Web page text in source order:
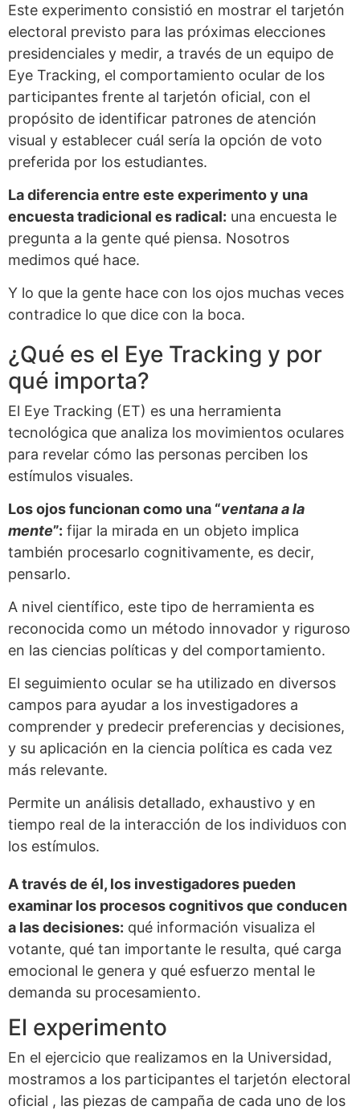
Este experimento consistió en mostrar el tarjetón
electoral previsto para las próximas elecciones
presidenciales y medir, a través de un equipo de
Eye Tracking, el comportamiento ocular de los
participantes frente al tarjetón oficial, con el
propósito de identificar patrones de atención
visual y establecer cuál sería la opción de voto
preferida por los estudiantes.
La diferencia entre este experimento y una
encuesta tradicional es radical: una encuesta le
pregunta a la gente qué piensa. Nosotros
medimos qué hace.
Y lo que la gente hace con los ojos muchas veces
contradice lo que dice con la boca.
¿Qué es el Eye Tracking y por
qué importa?
El Eye Tracking (ET) es una herramienta
tecnológica que analiza los movimientos oculares
para revelar cómo las personas perciben los
estímulos visuales.
Los ojos funcionan como una “ventana a la
mente”: fijar la mirada en un objeto implica
también procesarlo cognitivamente, es decir,
pensarlo.
A nivel científico, este tipo de herramienta es
reconocida como un método innovador y riguroso
en las ciencias políticas y del comportamiento.
El seguimiento ocular se ha utilizado en diversos
campos para ayudar a los investigadores a
comprender y predecir preferencias y decisiones,
y su aplicación en la ciencia política es cada vez
más relevante.
Permite un análisis detallado, exhaustivo y en
tiempo real de la interacción de los individuos con
los estímulos.
A través de él, los investigadores pueden
examinar los procesos cognitivos que conducen
a las decisiones: qué información visualiza el
votante, qué tan importante le resulta, qué carga
emocional le genera y qué esfuerzo mental le
demanda su procesamiento.
El experimento
En el ejercicio que realizamos en la Universidad,
mostramos a los participantes el tarjetón electoral
oficial , las piezas de campaña de cada uno de los